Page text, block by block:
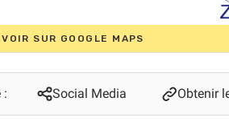
VOIR SUR GOOGLE MAPS
: Social Media Obtenir